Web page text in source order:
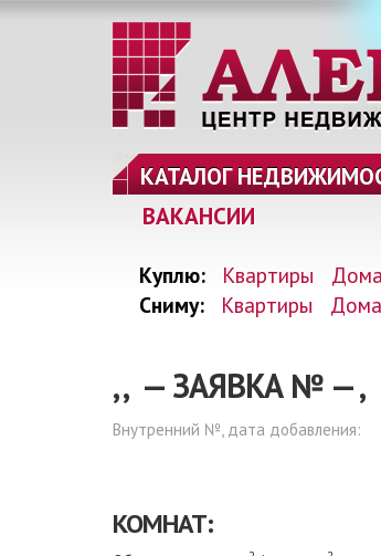
КАТАЛОГ
ВАКАНСИИ
Куплю: Квартиры
Сниму:
Квартиры Дома
, , — ЗАЯВКА № —,
Внутренний №, дата добавления:
КОМНАТ: